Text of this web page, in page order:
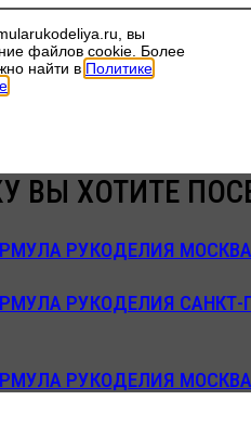
вы
файлов cookie. Более
найти в Политике
ВЫ ХОТИТЕ
РУКОДЕЛИЯ
РУКОДЕЛИЯ САНКТ-
РУКОДЕЛИЯ